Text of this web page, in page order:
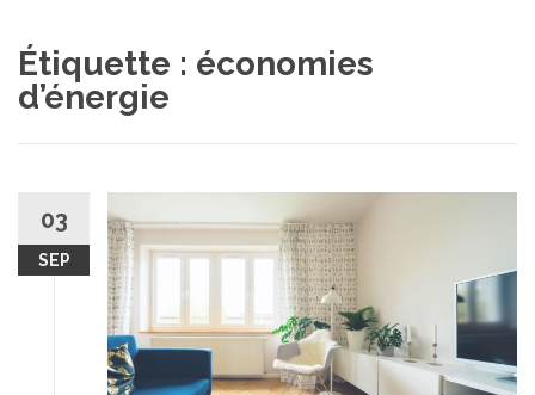
Étiquette : économies
d’énergie
03
SEP